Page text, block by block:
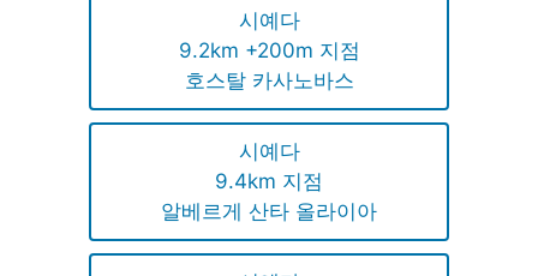
시예다
9.2km +200m 지점
호스탈 카사노바스
시예다
9.4km 지점
알베르게 산타 올라이아